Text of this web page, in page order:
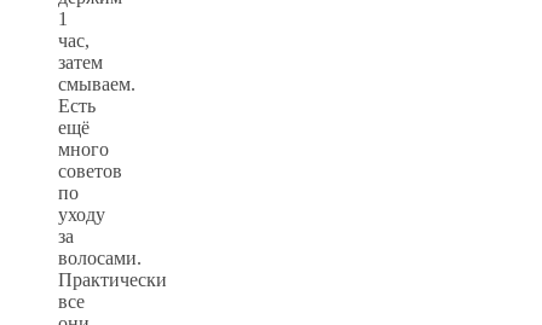
1
час,
затем
смываем.
Есть
ещё
много
советов
по
уходу
за
волосами.
Практически
все